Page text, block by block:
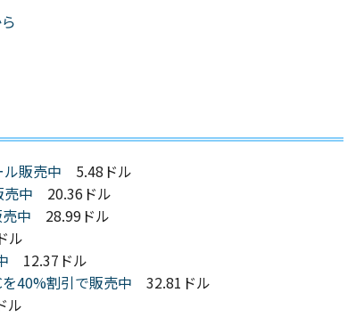
販売中 5.48ドル
中 20.36ドル
中 28.99ドル
ル
12.37ドル
40%割引で販売中 32.81ドル
ル